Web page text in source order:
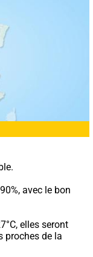
avec le bon
elles seront
proches de la